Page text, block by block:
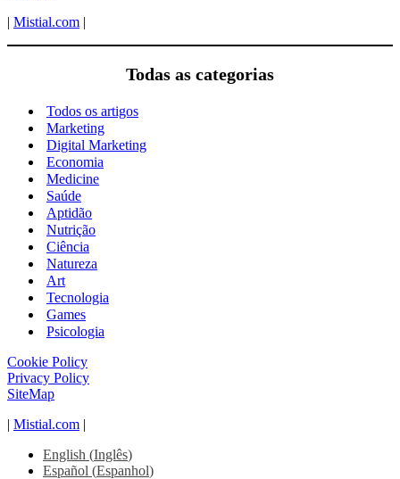
| Mistial.com |
Todas as categorias
Todos os artigos
Marketing
Digital Marketing
Economia
Medicine
Saúde
Aptidão
Nutrição
Ciência
Natureza
Art
Tecnologia
Games
Psicologia
Cookie Policy
Privacy Policy
SiteMap
| Mistial.com |
English (Inglês)
Español (Espanhol)